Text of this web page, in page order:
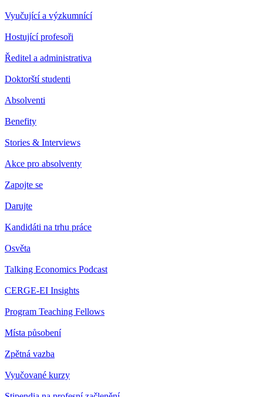
Vyučující a výzkumnící
Hostující profesoři
Ředitel a administrativa
Doktorští studenti
Absolventi
Benefity
Stories & Interviews
Akce pro absolventy
Zapojte se
Darujte
Kandidáti na trhu práce
Osvěta
Talking Economics Podcast
CERGE-EI Insights
Program Teaching Fellows
Místa působení
Zpětná vazba
Vyučované kurzy